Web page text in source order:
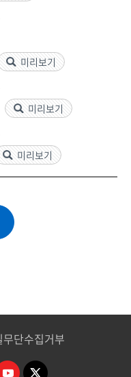
미리보기
미리보기
미리보기
무단수집거부